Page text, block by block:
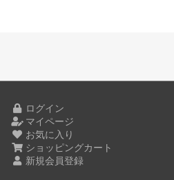
ログイン
マイページ
お気に入り
ショッピングカート
新規会員登録